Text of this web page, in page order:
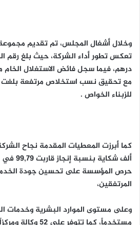
وخلال أشغال المجلس، تم تقديم
للزبناء الخواص .
ألف
حرص المؤسسة على تحسين جودة
المرتفقين،